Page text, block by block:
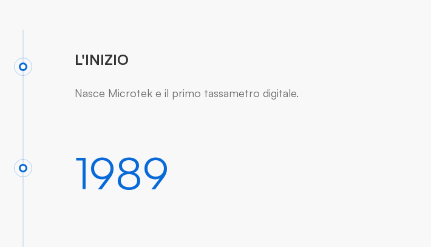
L'INIZIO
Nasce Microtek e il primo tassametro digitale.
1989